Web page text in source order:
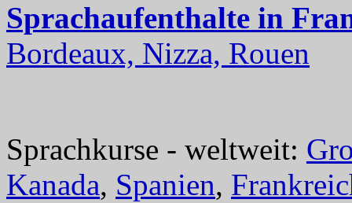
Sprachaufenthalte in
Bordeaux, Nizza, Rouen
Sprachkurse - weltweit:
Kanada, Spanien,